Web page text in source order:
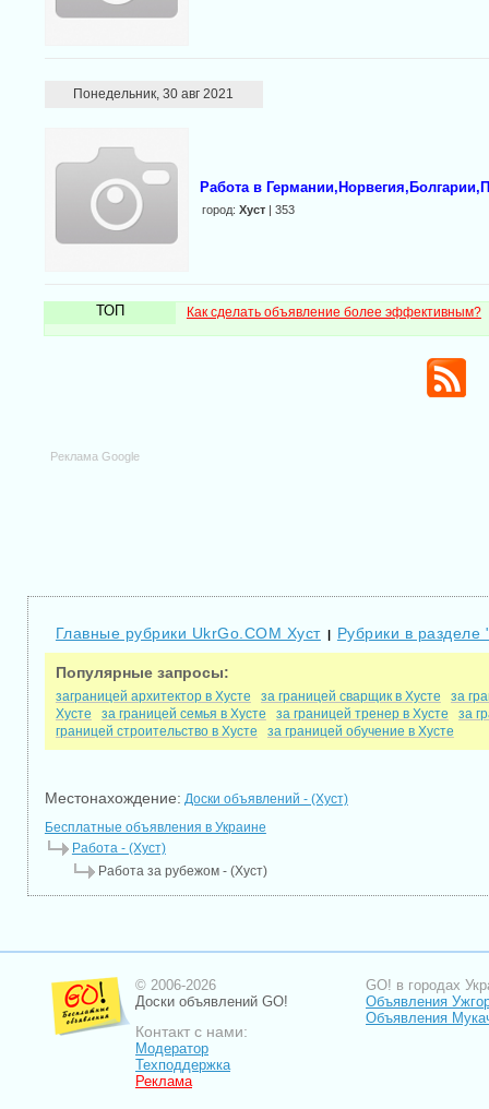
Понедельник, 30 авг 2021
Работа в
город: Хуст| 353
ТОП Как сделать объявление более эффективным?
Реклама Google
Главные рубрики UkrGo.COM Хуст | Рубрики в разделе
Популярные запросы:
заграницей архитектор в Хусте за границей сварщик в Хусте
за
Хусте
за границей семья в Хусте за границей тренер в Хусте
за
границей строительство в Хусте
за границей обучение в Хусте
Местонахождение: Доски объявлений - (Хуст)
Бесплатные объявления в Украине
Работа - (Хуст)
Работа за рубежом - (Хуст)
© 2006-2026
Доски объявлений GO!
Контакт с нами:
Модератор
Техподдержка
Реклама
GO! в городах
Объявления
Объявления